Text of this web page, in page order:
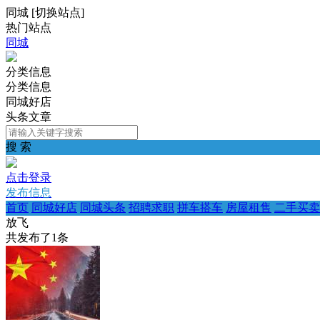
同城 [切换站点]
热门站点
同城
分类信息
分类信息
同城好店
头条文章
搜 索
点击登录
发布信息
首页 同城好店 同城头条 招聘求职 拼车搭车 房屋租售 二手买卖
放飞
共发布了1条